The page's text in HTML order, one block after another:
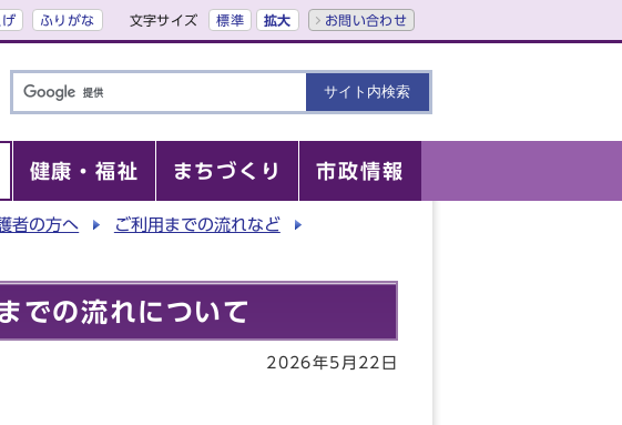
げ ふりがな 文字サイズ 標準 拡大 お問い合わせ
健康・福祉 まちづくり 市政情報
者の方へ
ご利用までの流れなど
での流れについて
2026年5月22日